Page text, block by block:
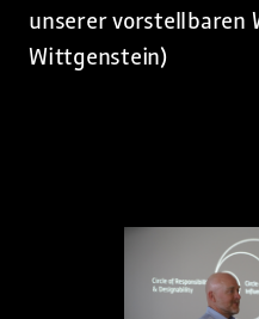
unserer vorstellbaren
Wittgenstein)